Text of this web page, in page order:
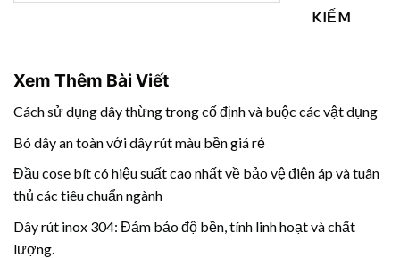
KIẾM
Xem Thêm Bài Viết
Cách sử dụng dây thừng trong cố định và buộc các vật dụng
Bó dây an toàn với dây rút màu bền giá rẻ
Đầu cose bít có hiệu suất cao nhất về bảo vệ điện áp và tuân
thủ các tiêu chuẩn ngành
Dây rút inox 304: Đảm bảo độ bền, tính linh hoạt và chất
lượng.